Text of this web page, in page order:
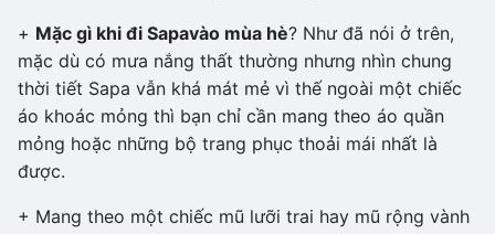
+ Mặc gì khi đi Sapavào mùa hè? Như đã nói ở trên,
mặc dù có mưa nắng thất thường nhưng nhìn chung
thời tiết Sapa vẫn khá mát mẻ vì thế ngoài một chiếc
áo khoác mỏng thì bạn chỉ cần mang theo áo quần
mỏng hoặc những bộ trang phục thoải mái nhất là
được.
+ Mang theo một chiếc mũ lưỡi trai hay mũ rộng vành